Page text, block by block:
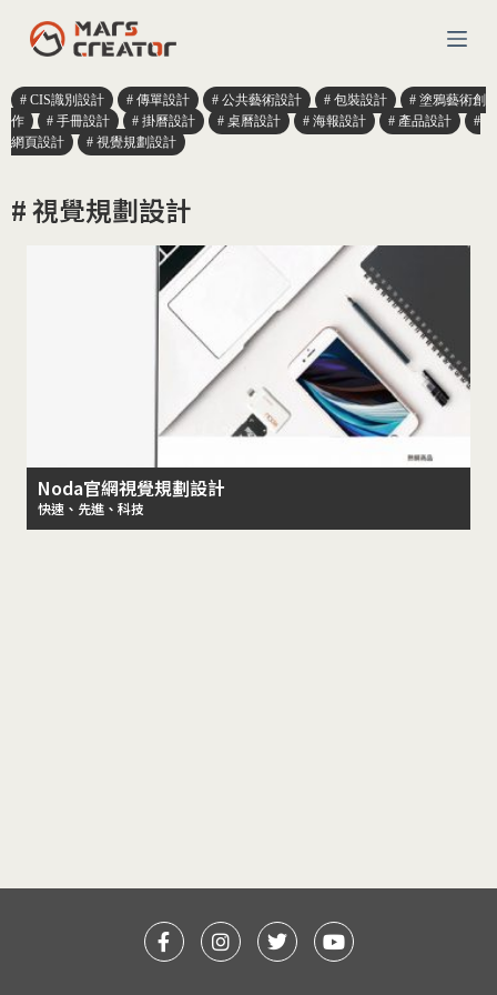
コ
ン
ン
ツ
へ
ス
ッ
CIS識別設計 傳單設計 公共藝術設計 包裝設計
塗鴉藝術創
作
手冊設計 掛曆設計 桌曆設計 海報設計
產品設計
網頁設計
視覺規劃設計
# 視覺規劃設計
Noda官網視覺規劃設計
快速、先進、科技